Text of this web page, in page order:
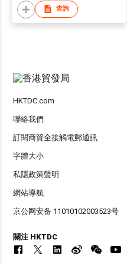
查詢
HKTDC.com
聯絡我們
訂閱商貿全接觸電郵通訊
字體大小
私隱政策聲明
網站導航
京公网安备 11010102003523号
關注 HKTDC